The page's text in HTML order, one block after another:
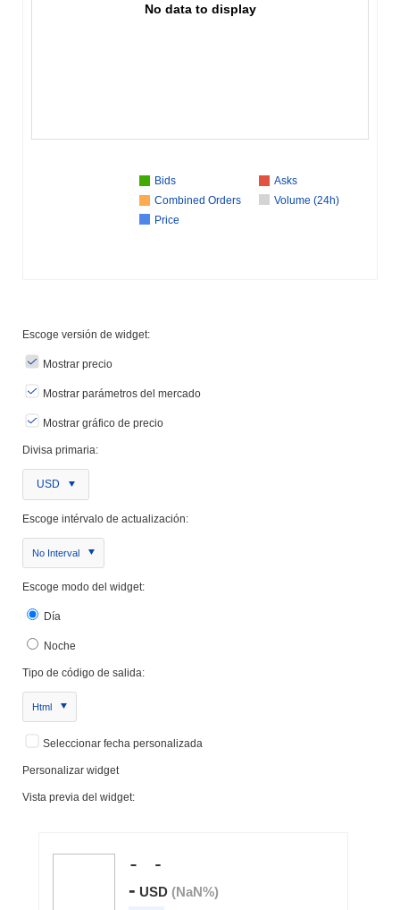
No data to display
Bids
Asks
Combined Orders
Volume (24h)
Price
Escoge versión de widget:
Mostrar precio
Mostrar parámetros del mercado
Mostrar gráfico de precio
Divisa primaria:
USD
Escoge intérvalo de actualización:
No Interval
Escoge modo del widget:
Día
Noche
Tipo de código de salida:
Html
Seleccionar fecha personalizada
Personalizar widget
Vista previa del widget: